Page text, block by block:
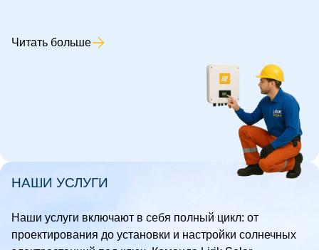
Читать больше
НАШИ УСЛУГИ
Наши услуги включают в себя полный цикл: от
проектирования до установки и настройки солнечных